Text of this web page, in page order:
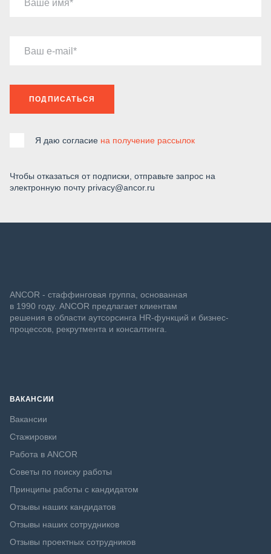
Ваше имя
Ваш e-mail
ПОДПИСАТЬСЯ
Я даю согласие на получение рассылок
Чтобы отказаться от подписки, отправьте запрос на
электронную почту privacy@ancor.ru
ANCOR - стаффинговая группа, основанная
в 1990 году. ANCOR предлагает клиентам
решения в области аутсорсинга HR-функций и бизнес-
процессов, рекрутмента и консалтинга.
ВАКАНСИИ
Вакансии
Стажировки
Работа в ANCOR
Советы по поиску работы
Принципы работы с кандидатом
Отзывы наших кандидатов
Отзывы наших сотрудников
Отзывы проектных сотрудников